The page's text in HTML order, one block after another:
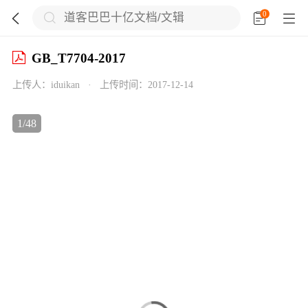
 0 

GB_T7704-2017
上传人： iduikan · 上传时间： 2017-12-14
1/48